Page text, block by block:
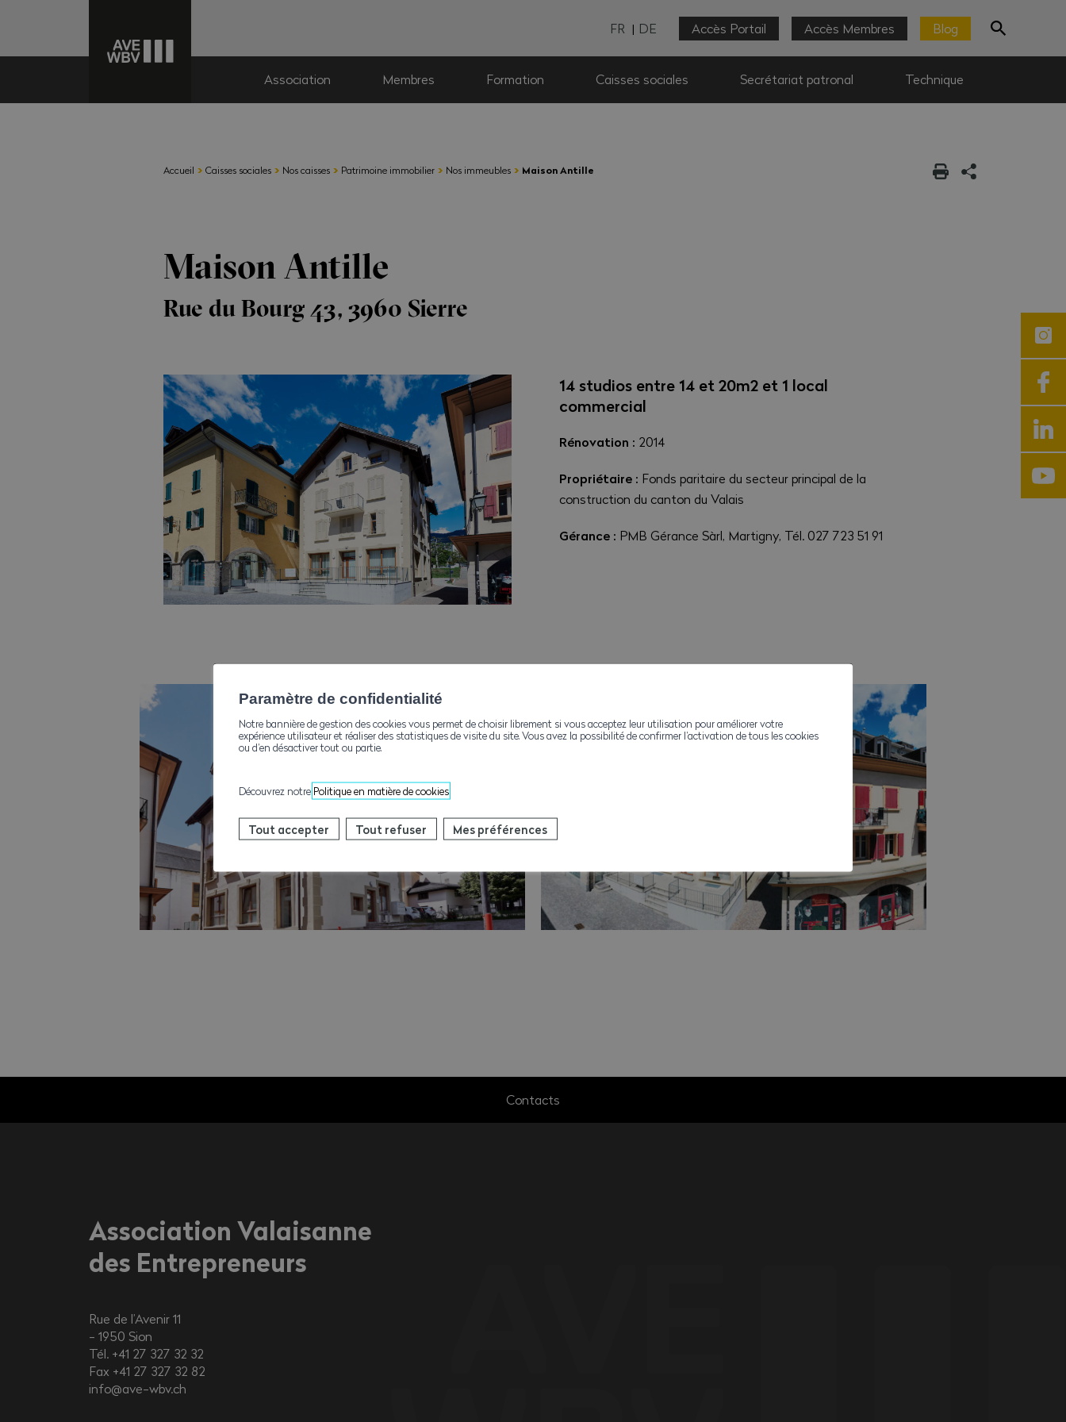
FR DE Accès Portail Accès Membres Blog
Association Membres Formation Caisses sociales Secrétariat patronal Technique
Accueil › Caisses sociales › Nos caisses › Patrimoine immobilier › Nos immeubles › Maison Antille
Maison Antille
Rue du Bourg 43, 3960 Sierre
14 studios entre 14 et 20m2 et 1 local
commercial
Rénovation : 2014
Propriétaire : Fonds paritaire du secteur principal de la
construction du canton du Valais
Gérance : PMB Gérance Sàrl, Martigny, Tél. 027 723 51 91
Contacts
Association Valaisanne
des Entrepreneurs
Rue de l’Avenir 11
1950 Sion
Tél. +41 27 327 32 32
Fax +41 27 327 32 82
info@ave-wbv.ch
Paramètre de confidentialité
Notre bannière de gestion des cookies vous permet de choisir librement si vous acceptez leur utilisation pour améliorer votre
expérience utilisateur et réaliser des statistiques de visite du site. Vous avez la possibilité de confirmer l’activation de tous les cookies
ou d’en désactiver tout ou partie.
Découvrez notre Politique en matière de cookies
Tout accepter Tout refuser Mes préférences